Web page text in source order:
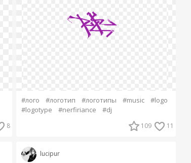
8
#лого #логотип #логотипы #music
#logo
#logotype
#nerfiriance #dj
109 11
lucipur